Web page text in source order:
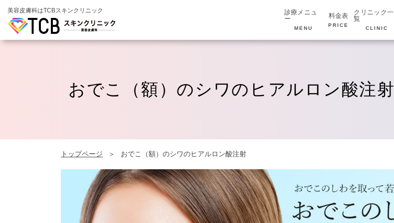
美容皮膚科はTCBスキンクリニック
診療メニュ
ー
MENU
料金表
PRICE
クリニック一
覧
CLINIC
おでこ（額）のシワのヒアルロン酸注射
トップページ おでこ（額）のシワのヒアルロン酸注射